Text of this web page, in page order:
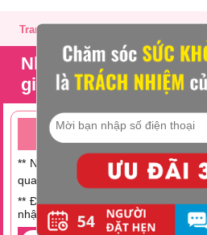
Trang chủ
Những bệnh lý gây
giới là gì?
TƯ VẤN ONLINE MIỄN PHÍ
** Nếu không có thời gian trò
qua số Hotline:
0251 882 9288
** Điện thoại bạn đang hết tiền
nhập số điện thoại tại đây: